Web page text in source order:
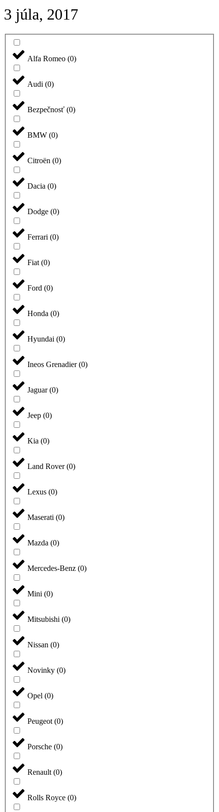
3 júla, 2017
Alfa Romeo (0)
Audi (0)
Bezpečnosť (0)
BMW (0)
Citroën (0)
Dacia (0)
Dodge (0)
Ferrari (0)
Fiat (0)
Ford (0)
Honda (0)
Hyundai (0)
Ineos Grenadier(0)
Jaguar(0)
Jeep (0)
Kia (0)
Land Rover(0)
Lexus (0)
Maserati (0)
Mazda (0)
Mercedes-Benz (0)
Mini (0)
Mitsubishi (0)
Nissan (0)
Novinky (0)
Opel (0)
Peugeot (0)
Porsche (0)
Renault (0)
Rolls Royce (0)